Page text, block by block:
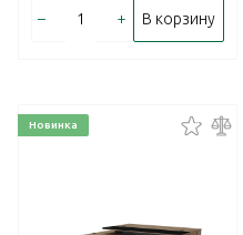
– + В корзину
Новинка